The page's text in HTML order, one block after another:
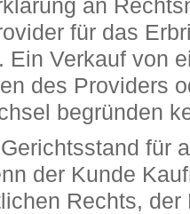
an
für das
Ein Verkauf von
des Providers
begründen
für
der Kunde
Rechts, der